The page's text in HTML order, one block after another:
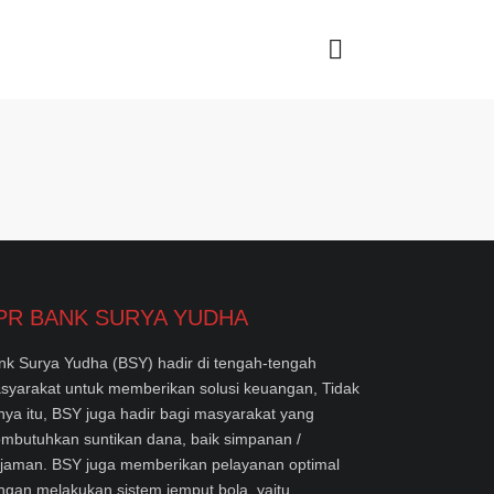
BANK SURYA YUDHA
Surya Yudha (BSY) hadir di tengah-tengah
untuk memberikan solusi keuangan, Tidak
itu, BSY juga hadir bagi masyarakat yang
suntikan dana, baik simpanan /
BSY juga memberikan pelayanan optimal
melakukan sistem jemput bola, yaitu